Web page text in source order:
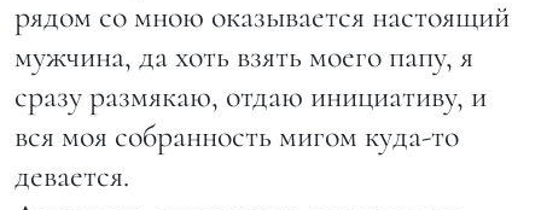
рядом со мною оказывается настоящий
мужчина, да хоть взять моего папу, я
сразу размякаю, отдаю инициативу, и
вся моя собранность мигом куда-то
девается.